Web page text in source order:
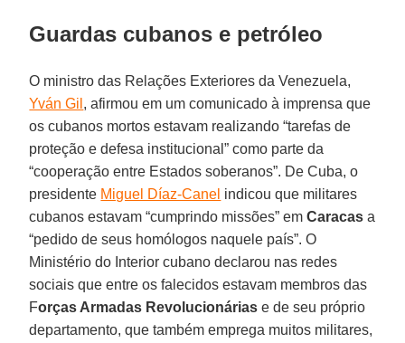
Guardas cubanos e petróleo
O ministro das Relações Exteriores da Venezuela,
Yván Gil , afirmou em um comunicado à imprensa que
os cubanos mortos estavam realizando “tarefas de
proteção e defesa institucional” como parte da
“cooperação entre Estados soberanos”. De Cuba, o
presidente Miguel Díaz-Canel indicou que militares
cubanos estavam “cumprindo missões” emCaracas a
“pedido de seus homólogos naquele país”. O
Ministério do Interior cubano declarou nas redes
sociais que entre os falecidos estavam membros das
Forças Armadas Revolucionárias e de seu próprio
departamento, que também emprega muitos militares,